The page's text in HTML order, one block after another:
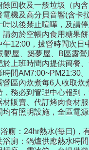
回收及一般垃圾（內
機及高分貝音響(含卡
以後禁止喧嘩，及請
勿於空帳內食用糖果
12:00，拔營時間次日
觀屋、築夢屋、B區露
上班時間內提供簡餐
間AM7:00~PM21:30。
營區內炊煮每6人收取
務必到管理中心報到
販賣、代訂烤肉食材
有照明設施，全區電
廁：24hr熱水(每日)，
廁：鍋爐供應熱水時